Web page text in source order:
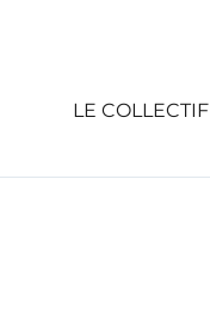
LE COLLECTIF